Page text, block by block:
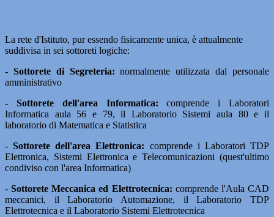
La rete d'Istituto, pur essendo fisicamente unica, è attualmente
suddivisa in sei sottoreti logiche:
- Sottorete di Segreteria: normalmente utilizzata dal personale
amministrativo
- Sottorete dell'area Informatica: comprende i Laboratori
Informatica aula 56 e 79, il Laboratorio Sistemi aula 80 e il
laboratorio di Matematica e Statistica
-Sottorete dell'area Elettronica: comprende i Laboratori TDP
Elettronica, Sistemi Elettronica e Telecomunicazioni (quest'ultimo
condiviso con l'area Informatica)
-Sottorete Meccanica ed Elettrotecnica: comprende l'Aula CAD
meccanici, il Laboratorio Automazione, il Laboratorio TDP
Elettrotecnica e il Laboratorio Sistemi Elettrotecnica